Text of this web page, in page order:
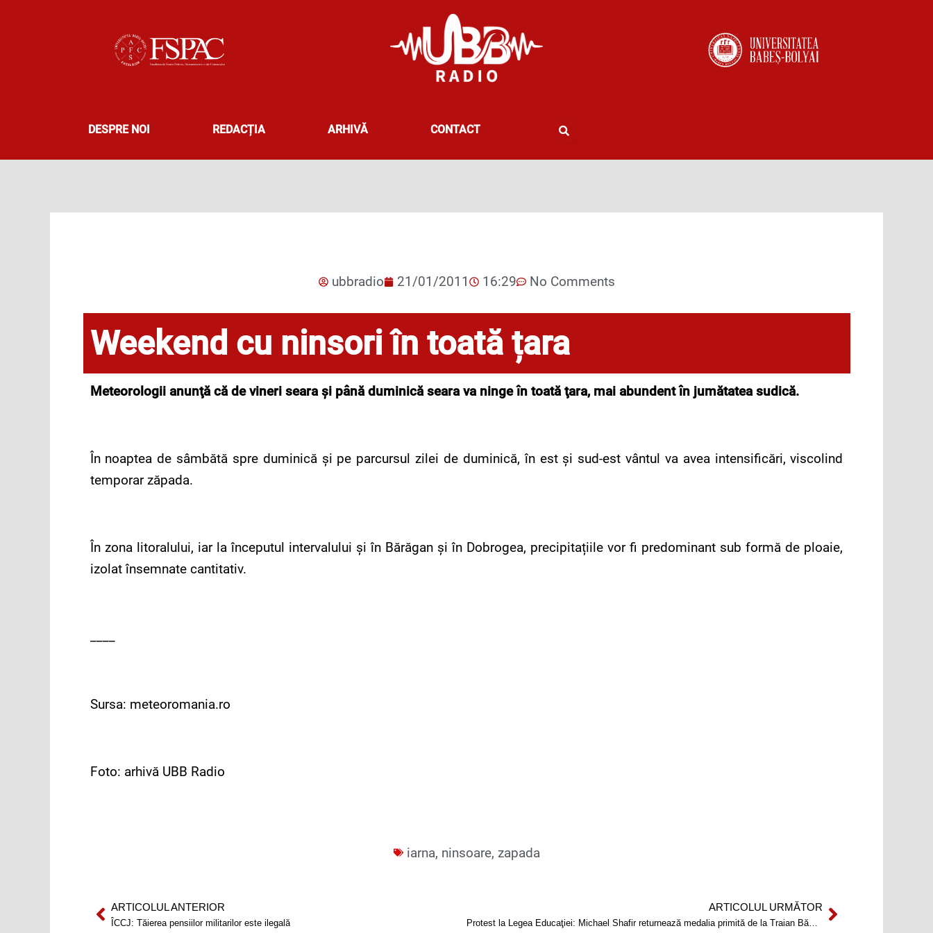
DESPRE NOI REDACȚIA ARHIVĂ CONTACT
ubbradio 21/01/2011 16:29 No Comments
Weekend cu ninsori în toată țara
Meteorologii anunţă că de vineri seara şi până duminică seara va ninge în toată ţara, mai abundent în jumătatea sudică.
În noaptea de sâmbătă spre duminică și pe parcursul zilei de duminică, în est și sud-est vântul va avea intensificări, viscolind
temporar zăpada.
În zona litoralului, iar la începutul intervalului și în Bărăgan și în Dobrogea, precipitațiile vor fi predominant sub formă de ploaie,
izolat însemnate cantitativ.
Sursa: meteoromania.ro
Foto: arhivă UBB Radio
iarna, ninsoare, zapada
Prev
ARTICOLUL ANTERIOR
ÎCCJ: Tăierea pensiilor militarilor este ilegală
ARTICOLUL URMĂTORNext